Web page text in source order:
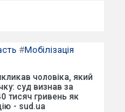
#Мобілізація
чоловіка, який
суд визнав за
тисяч гривень як
- sud.ua